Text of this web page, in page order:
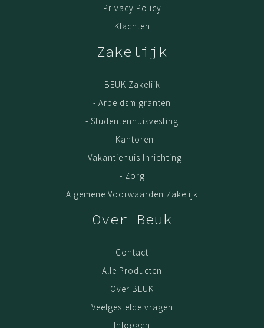
Privacy Policy
Klachten
Zakelijk
BEUK Zakelijk
- Arbeidsmigranten
- Studentenhuisvesting
- Kantoren
- Vakantiehuis Inrichting
- Zorg
Algemene Voorwaarden Zakelijk
Over Beuk
Contact
Alle Producten
Over BEUK
Veelgestelde vragen
Inloggen